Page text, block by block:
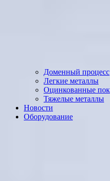
Доменный процесс
Легкие металлы
Оцинкованные
Тяжелые металлы
Новости
Оборудование